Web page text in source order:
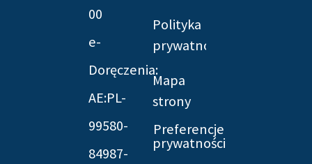
00
e-
Doręczenia:
AE:PL-
99580-
84987-
Polityka
prywatności
Mapa
strony
Preferencje
prywatności